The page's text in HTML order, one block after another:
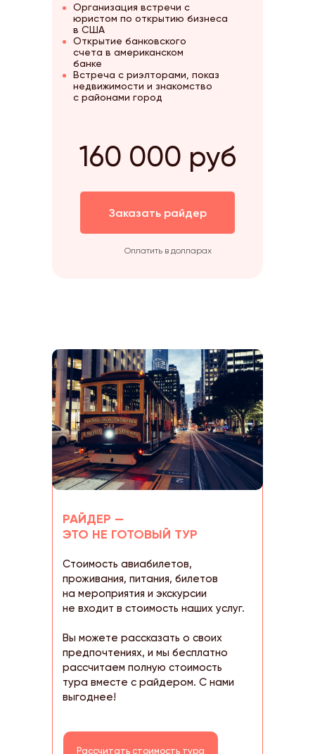
160 000 руб
Заказать райдер
Оплатить в долларах
Организация встречи с
юристом по открытию бизнеса
в США
Открытие банковского
счета в американском
банке
Встреча с риэлторами, показ
недвижимости и знакомство
с районами город
Рассчитать стоимость тура
РАЙДЕР —
ЭТО НЕ ГОТОВЫЙ ТУР
Стоимость авиабилетов,
проживания, питания, билетов
на мероприятия и экскурсии
не входит в стоимость наших услуг.
Вы можете рассказать о своих
предпочтениях, и мы бесплатно
рассчитаем полную стоимость
тура вместе с райдером. С нами
выгоднее!